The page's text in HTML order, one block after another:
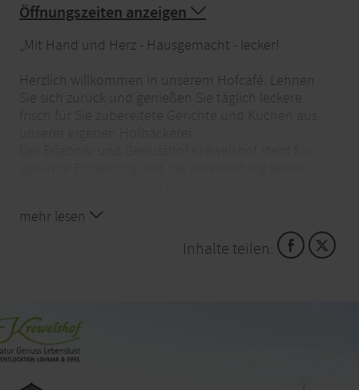
Öffnungszeiten anzeigen
„Mit Hand und Herz - Hausgemacht - lecker!
Herzlich willkommen in unserem Hofcafé. Lehnen
Sie sich zurück und genießen Sie täglich leckere
Unser regionales Frühstücksangebot - Starten Sie
Kürbiskernbrot aus der eigenen Bäckerei,
dazu hausgemachte Marmeladensorten oder
regionale Wurstvariationen starten Sie gut in den
Tag.
mehr lesen
Inhalte teilen: